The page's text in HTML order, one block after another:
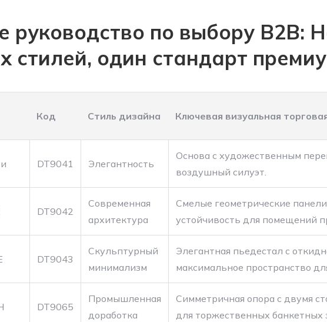
руководство по выбору B2B:
стилей, один стандарт
Код Стиль дизайна Ключевая визуальная
DT9041 Элегантность
Основа с художественным
воздушный силуэт.
DT9042
Современная
архитектура
Смелые геометрические
устойчивость для помещений
DT9043
Скульптурный
минимализм
Элегантная пьедестал с
максимальное пространство
DT9065
Промышленная
доработка
Симметричная опора с двумя
для торжественных банкетных